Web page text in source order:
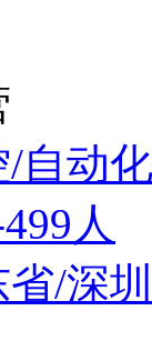
/自动化
人
省/深